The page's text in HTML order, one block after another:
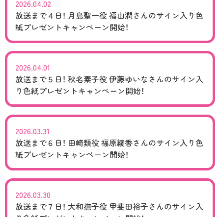
2026.04.02
放送まで４日！ 月島聖一役 福山潤さんのサイン入り色
紙プレゼントキャンペーン開始！
2026.04.01
放送まで５日！ 秋名素子役 伊藤ゆいなさんのサイン入
り色紙プレゼントキャンペーン開始！
2026.03.31
放送まで６日！ 田崎類役 福原綾香さんのサイン入り色
紙プレゼントキャンペーン開始！
2026.03.30
放送まで７日！ 大和撫子役 甲斐田裕子さんのサイン入